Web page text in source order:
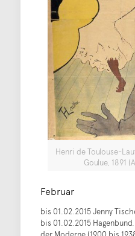
Henri de Toulouse-
Goulue, 1891
Februar
bis 01.02.2015 Jenny
bis 01.02.2015